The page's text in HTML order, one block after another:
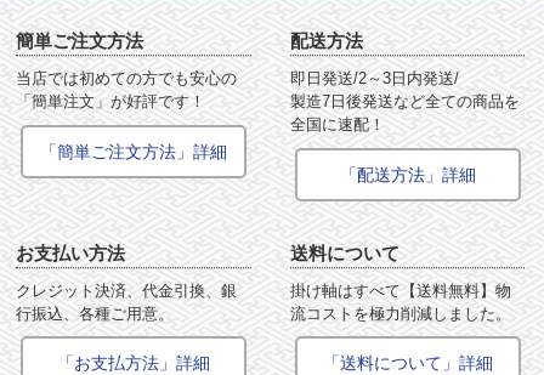
簡単ご注文方法
当店では初めての方でも安心の
「簡単注文」が好評です！
「簡単ご注文方法」詳細
配送方法
即日発送/2～3日内発送/
製造7日後発送など全ての商品を
全国に速配！
「配送方法」詳細
お支払い方法
クレジット決済、代金引換、銀
行振込、各種ご用意。
「お支払方法」詳細
送料について
掛け軸はすべて【送料無料】物
流コストを極力削減しました。
「送料について」詳細